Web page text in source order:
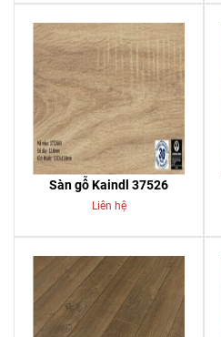
Sàn gỗ Kaindl 37526
Liên hệ